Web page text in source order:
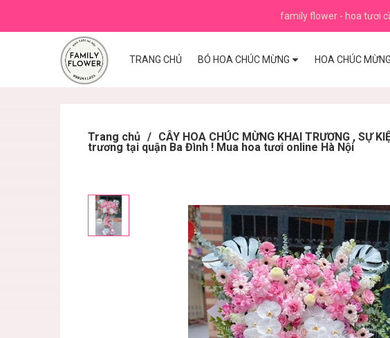
family flower - hoa tươi
TRANG CHỦ BÓ HOA CHÚC MỪNG HOA CHÚC
Trang chủ / CÂY HOA CHÚC MỪNG KHAI TRƯƠNG , SỰ
trương tại quận Ba Đình ! Mua hoa tươi online Hà Nội